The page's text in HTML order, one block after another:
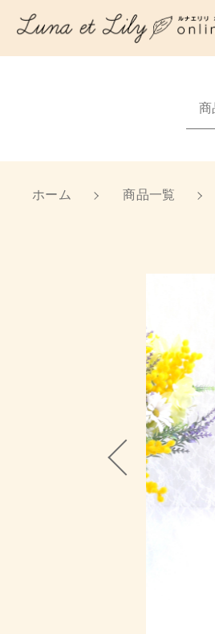
ホーム 商品一覧
カ
ブロ
お問
並び順